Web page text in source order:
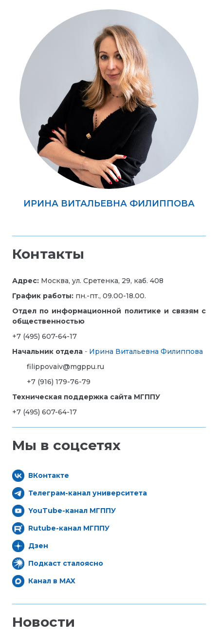
ИРИНА ВИТАЛЬЕВНА ФИЛИППОВА
Контакты
Адрес: Москва, ул. Сретенка, 29, каб. 408
График работы: пн.-пт., 09.00-18.00.
Отдел по информационной политике и связям с
общественностью
+7 (495) 607-64-17
Начальник отдела - Ирина Витальевна Филиппова
filippovaiv@mgppu.ru
+7 (916) 179-76-79
Техническая поддержка сайта МГППУ
+7 (495) 607-64-17
Мы в соцсетях
ВКонтакте
Телеграм-канал университета
YouTube-канал МГППУ
Rutube-канал МГППУ
Дзен
Подкаст сталоясно
Канал в MAX
Новости